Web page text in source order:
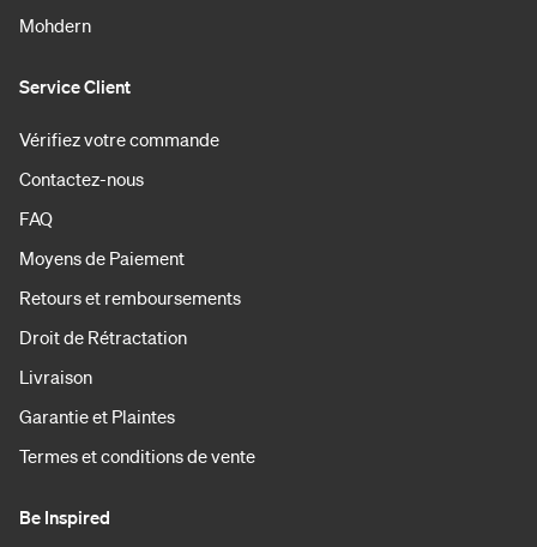
Mohdern
Service Client
Vérifiez votre commande
Contactez-nous
FAQ
Moyens de Paiement
Retours et remboursements
Droit de Rétractation
Livraison
Garantie et Plaintes
Termes et conditions de vente
Be Inspired